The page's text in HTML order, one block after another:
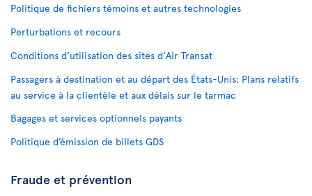
Politique de fichiers témoins et autres technologies
Perturbations et recours
Conditions d’utilisation des sites d'Air Transat
Passagers à destination et au départ des États-Unis: Plans relatifs
au service à la clientèle et aux délais sur le tarmac
Bagages et services optionnels payants
Politique d’émission de billets GDS
Fraude et prévention